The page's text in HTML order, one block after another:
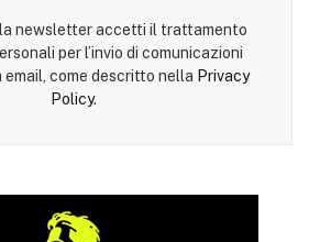
newsletter accetti il trattamento
per l’invio di comunicazioni
come descritto nella Privacy
Policy.